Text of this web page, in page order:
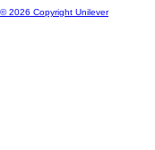
© 2026 Copyright Unilever